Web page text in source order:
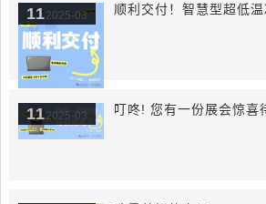
112025-03
112025-03 叮咚! 您有一份展会惊喜